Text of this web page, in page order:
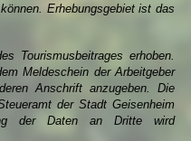
Erhebungsgebiet ist das
Tourismusbeitrages erhoben.
Meldeschein der Arbeitgeber
Anschrift anzugeben. Die
der Stadt Geisenheim
der Daten an Dritte wird